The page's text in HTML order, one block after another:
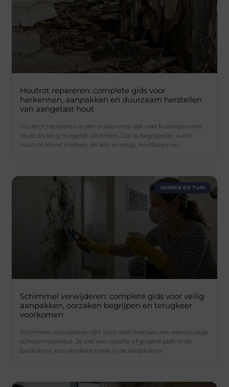
Houtrot repareren: complete gids voor
herkennen, aanpakken en duurzaam herstellen
van aangetast hout
Houtrot repareren is een onderwerp dat veel huiseigenaren
liever zo lang mogelijk uitstellen. Dat is begrijpelijk, want
houtrot klinkt meteen als iets ernstigs, kostbaars en
WONEN EN TUIN
Schimmel verwijderen: complete gids voor veilig
aanpakken, oorzaken begrijpen en terugkeer
voorkomen
Schimmel verwijderen lijkt voor veel mensen een eenvoudige
schoonmaakklus. Je ziet een zwarte of groene plek in de
badkamer, een donkere hoek in de slaapkamer